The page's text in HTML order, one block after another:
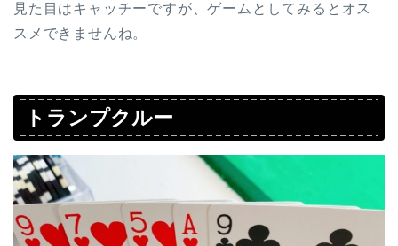
見た目はキャッチーですが、ゲームとしてみるとオス
スメできませんね。
トランプクルー